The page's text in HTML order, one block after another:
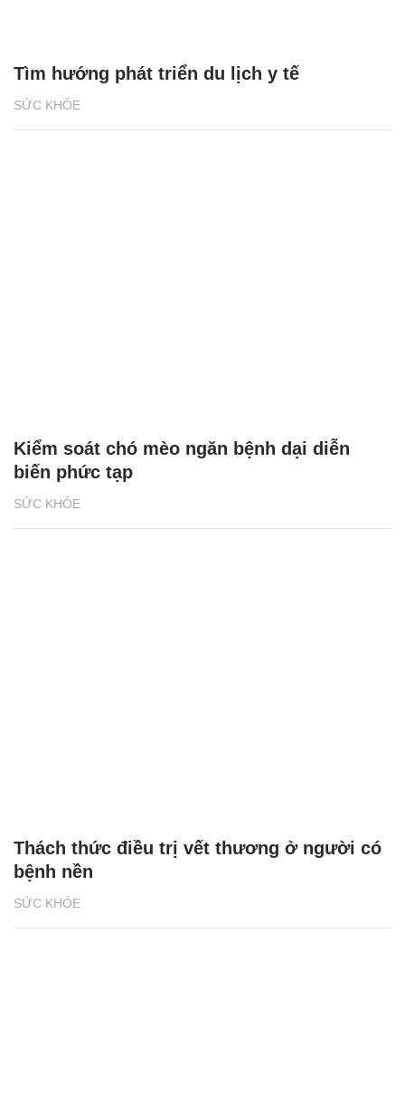
SỨC KHỎE
Tìm hướng phát triển du lịch y tế
SỨC KHỎE
Kiểm soát chó mèo ngăn bệnh dại diễn
biến phức tạp
SỨC KHỎE
Thách thức điều trị vết thương ở người có
bệnh nền